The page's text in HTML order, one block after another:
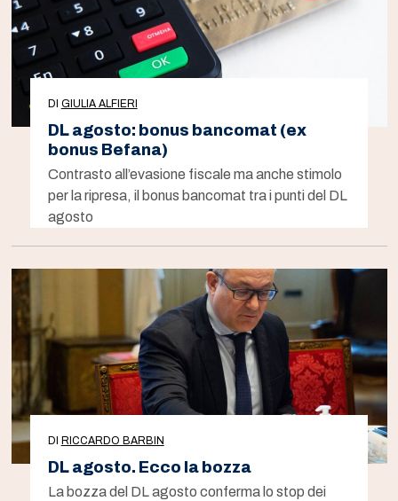
DI GIULIA ALFIERI
DL agosto: bonus bancomat (ex
bonus Befana)
Contrasto all’evasione fiscale ma anche stimolo
per la ripresa, il bonus bancomat tra i punti del DL
agosto
DI RICCARDO BARBIN
DL agosto. Ecco la bozza
La bozza del DL agosto conferma lo stop dei